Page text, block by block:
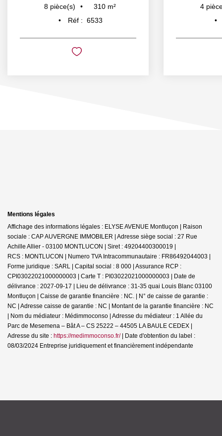
8 pièce(s) 310 m²
Réf : 6533
4
Mentions légales
Affichage des informations légales : ELYSE AVENUE Montluçon | Raison
sociale : CAP AUVERGNE IMMOBILER | Adresse siège social : 27 Rue
Achille Allier - 03100 MONTLUCON | Siret : 49204400300019 |
RCS : MONTLUCON | Numero TVA Intracommunautaire : FR86492044003 |
Forme juridique : SARL | Capital social : 8 000 | Assurance RCP :
CPI03022021000000003 | Carte T : PI03022021000000003 | Date de
délivrance : 2027-09-17 | Lieu de délivrance : 31-35 quai Louis Blanc 03100
Montluçon | Caisse de garantie financière : NC. | N° de caisse de garantie :
NC | Adresse caisse de garantie : NC | Montant de la garantie financière : NC
| Nom du médiateur : Médimmoconso | Adresse du médiateur : 1 Allée du
Parc de Mesemena – Bât A – CS 25222 – 44505 LA BAULE CEDEX |
Adresse du site : https://medimmoconso.fr/| Date d'obtention du label :
08/03/2024 Entreprise juridiquement et financièrement indépendante